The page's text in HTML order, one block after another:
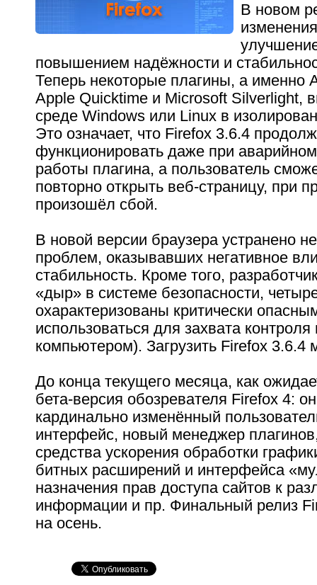
В новом
повышением надёжности и
Теперь некоторые плагины, а именно
Apple Quicktime и Microsoft Silverlight,
среде Windows или Linux в
Это означает, что Firefox 3.6.4
функционировать даже при
работы плагина, а пользователь
повторно открыть веб-страницу, при
произошёл сбой.
В новой версии браузера устранено
проблем, оказывавших негативное
стабильность. Кроме того,
«дыр» в системе безопасности,
охарактеризованы критически
использоваться для захвата
компьютером). Загрузить Firefox
До конца текущего месяца, как
бета-версия обозревателя Firefox 4:
кардинально изменённый
интерфейс, новый менеджер
средства ускорения обработки
битных расширений и интерфейса
назначения прав доступа сайтов к
информации и пр. Финальный релиз
на осень.